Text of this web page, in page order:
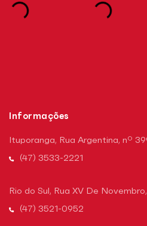
Informações
Ituporanga, Rua Argentina, nº
(47) 3533-2221
Rio do Sul, Rua XV De
(47) 3521-0952